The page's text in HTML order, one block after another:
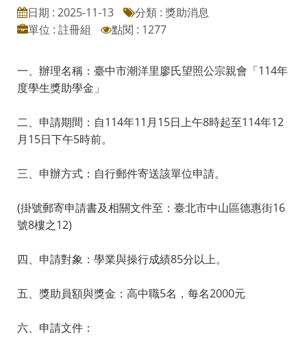
日期 : 2025-11-13
分類 : 獎助消息
單位 : 註冊組
點閱 : 1277
一、辦理名稱：臺中市潮洋里廖氏望照公宗親會「114年
度學生獎助學金」
二、申請期間：自114年11月15日上午8時起至114年12
月15日下午5時前。
三、申辦方式：自行郵件寄送該單位申請。
(掛號郵寄申請書及相關文件至：臺北市中山區德惠街16
號8樓之12)
四、申請對象：學業與操行成績85分以上。
五、獎助員額與獎金：高中職5名，每名2000元
六、申請文件：